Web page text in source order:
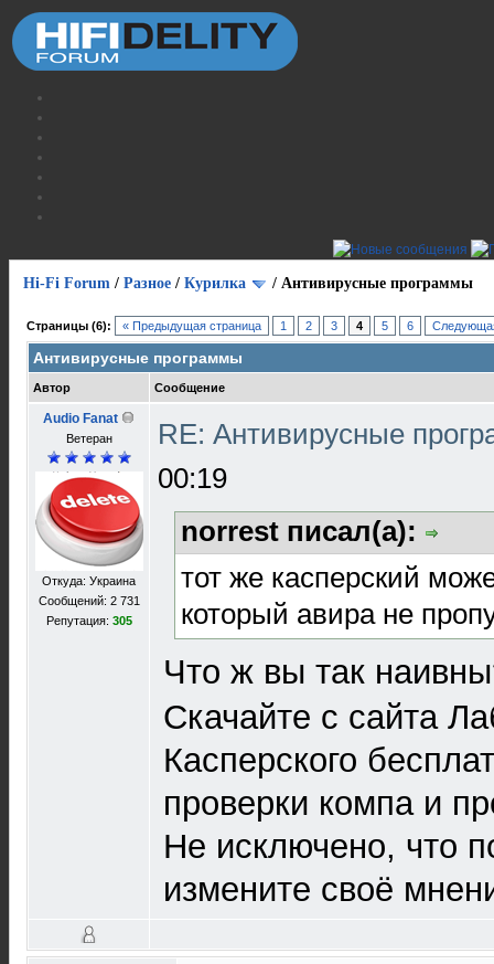
Hi-Fi Forum / Разное / Курилка / Антивирусные программы
Страницы (6): « Предыдущая страница 1 2 3 4 5 6
Антивирусные программы
Автор Сообщение
Audio Fanat
Ветеран
Откуда: Украина
Сообщений: 2 731
Репутация: 305
RE: Антивирусные
00:19
norrest писал(а):
тот же касперский
который авира не
Что ж вы так
Скачайте с сайта
Касперского
проверки компа и
Не исключено, что
измените своё